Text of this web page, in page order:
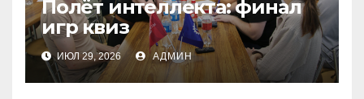
Полёт интеллекта: финал
игр квиз
ИЮЛ 29, 2026 АДМИН